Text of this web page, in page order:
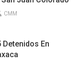
CMM
Detenidos En